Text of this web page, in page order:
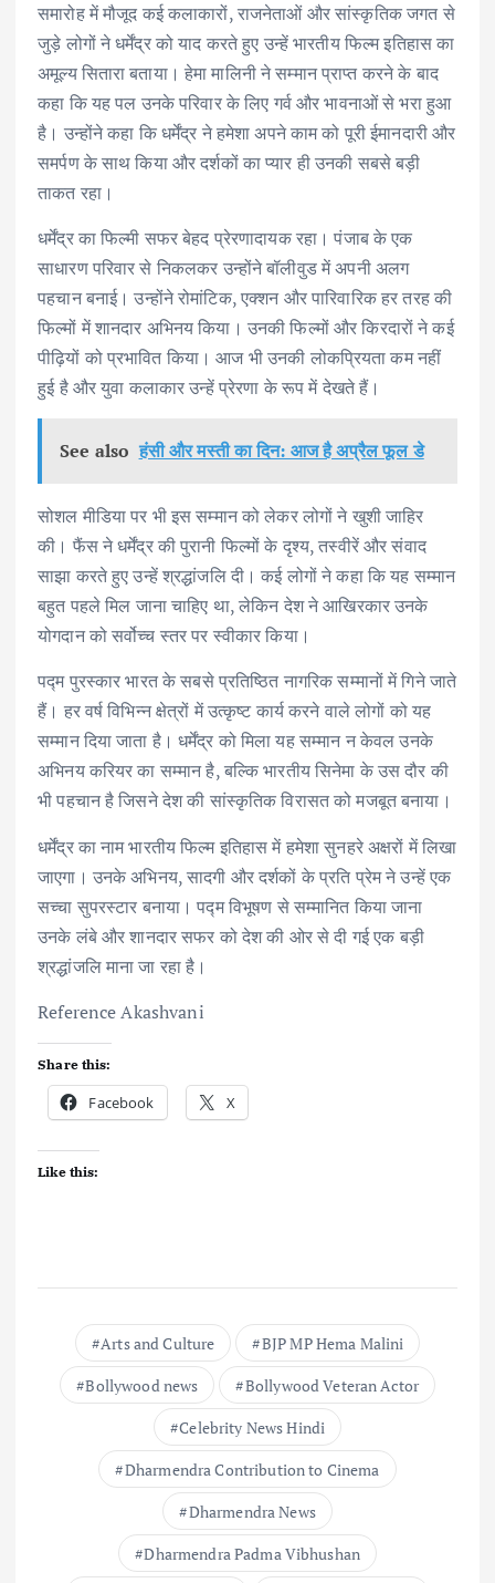
समारोह में मौजूद कई कलाकारों, राजनेताओं और सांस्कृतिक जगत से
जुड़े लोगों ने धर्मेंद्र को याद करते हुए उन्हें भारतीय फिल्म इतिहास का
अमूल्य सितारा बताया। हेमा मालिनी ने सम्मान प्राप्त करने के बाद
कहा कि यह पल उनके परिवार के लिए गर्व और भावनाओं से भरा हुआ
है। उन्होंने कहा कि धर्मेंद्र ने हमेशा अपने काम को पूरी ईमानदारी और
समर्पण के साथ किया और दर्शकों का प्यार ही उनकी सबसे बड़ी
ताकत रहा।
धर्मेंद्र का फिल्मी सफर बेहद प्रेरणादायक रहा। पंजाब के एक
साधारण परिवार से निकलकर उन्होंने बॉलीवुड में अपनी अलग
पहचान बनाई। उन्होंने रोमांटिक, एक्शन और पारिवारिक हर तरह की
फिल्मों में शानदार अभिनय किया। उनकी फिल्मों और किरदारों ने कई
पीढ़ियों को प्रभावित किया। आज भी उनकी लोकप्रियता कम नहीं
हुई है और युवा कलाकार उन्हें प्रेरणा के रूप में देखते हैं।
See also हंसी और मस्ती का दिन: आज है अप्रैल फूल डे
सोशल मीडिया पर भी इस सम्मान को लेकर लोगों ने खुशी जाहिर
की। फैंस ने धर्मेंद्र की पुरानी फिल्मों के दृश्य, तस्वीरें और संवाद
साझा करते हुए उन्हें श्रद्धांजलि दी। कई लोगों ने कहा कि यह सम्मान
बहुत पहले मिल जाना चाहिए था, लेकिन देश ने आखिरकार उनके
योगदान को सर्वोच्च स्तर पर स्वीकार किया।
पद्म पुरस्कार भारत के सबसे प्रतिष्ठित नागरिक सम्मानों में गिने जाते
हैं। हर वर्ष विभिन्न क्षेत्रों में उत्कृष्ट कार्य करने वाले लोगों को यह
सम्मान दिया जाता है। धर्मेंद्र को मिला यह सम्मान न केवल उनके
अभिनय करियर का सम्मान है, बल्कि भारतीय सिनेमा के उस दौर की
भी पहचान है जिसने देश की सांस्कृतिक विरासत को मजबूत बनाया।
धर्मेंद्र का नाम भारतीय फिल्म इतिहास में हमेशा सुनहरे अक्षरों में लिखा
जाएगा। उनके अभिनय, सादगी और दर्शकों के प्रति प्रेम ने उन्हें एक
सच्चा सुपरस्टार बनाया। पद्म विभूषण से सम्मानित किया जाना
उनके लंबे और शानदार सफर को देश की ओर से दी गई एक बड़ी
श्रद्धांजलि माना जा रहा है।
Reference Akashvani
Share this:
Facebook X
Like this:
Arts and Culture
BJP MP Hema Malini
Bollywood news
Bollywood Veteran Actor
Celebrity News Hindi
Dharmendra Contribution to Cinema
Dharmendra News
Dharmendra Padma Vibhushan